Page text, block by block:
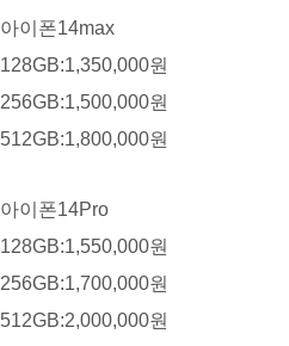
아이폰14max
128GB:1,350,000원
256GB:1,500,000원
512GB:1,800,000원
아이폰14Pro
128GB:1,550,000원
256GB:1,700,000원
512GB:2,000,000원